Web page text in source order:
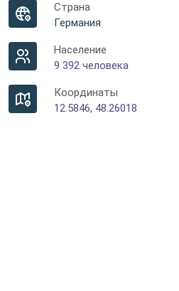
Страна
Германия
Население
9 392 человека
Координаты
12.5846, 48.26018